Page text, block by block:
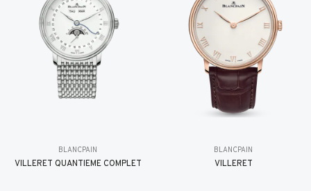
BLANCPAIN
VILLERET QUANTIÈME COMPLET
BLANCPAIN
VILLERET